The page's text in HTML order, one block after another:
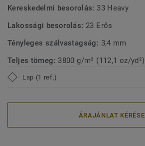
Kereskedelmi besorolás: 33 Heavy
Lakossági besorolás: 23 Erős
Tényleges szálvastagság: 3,4 mm
Teljes tömeg: 3800 g/m² (112,1 oz/yd²)
Lap (1 ref.)
ÁRAJÁNLAT KÉRÉSE